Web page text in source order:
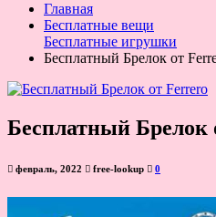
Главная
Бесплатные вещи
Бесплатные игрушки
Бесплатный Брелок от
Бесплатный Брелок
февраль, 2022 free-lookup 0